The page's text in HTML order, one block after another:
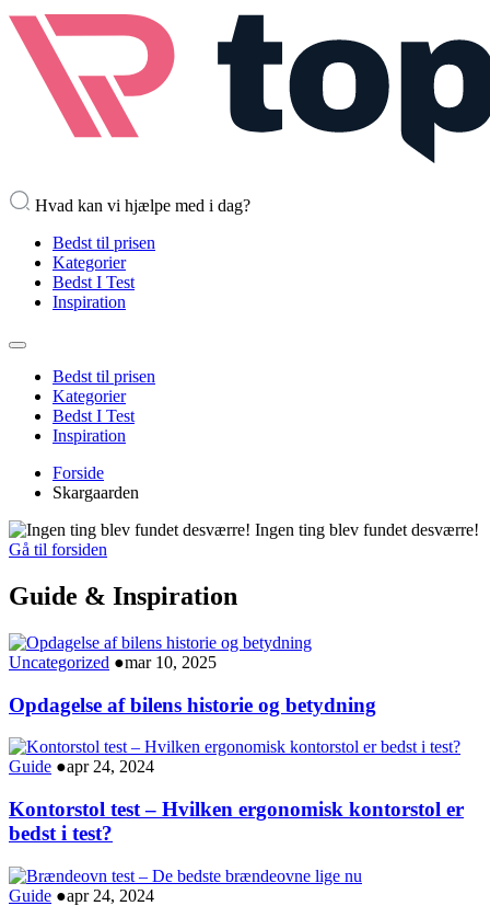
Hvad kan vi hjælpe med i dag?
Bedst til prisen
Kategorier
Bedst I Test
Inspiration
Bedst til prisen
Kategorier
Bedst I Test
Inspiration
Forside
Skargaarden
Ingen ting blev fundet desværre!
Gå til forsiden
Guide & Inspiration
Uncategorized ●mar 10, 2025
Opdagelse af bilens historie og betydning
Guide ●apr 24, 2024
Kontorstol test – Hvilken ergonomisk kontorstol er
bedst i test?
Guide ●apr 24, 2024